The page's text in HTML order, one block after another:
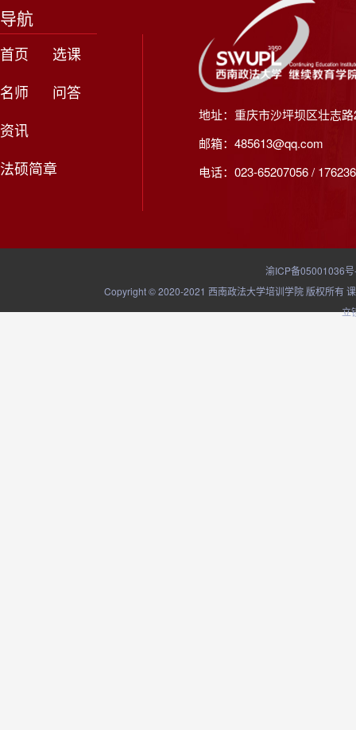
导航
首页
选课
名师
问答
资讯
法硕简章
地址：重庆市沙坪坝区壮志
邮箱：485613@qq.com
电话：023-65207056 /
渝ICP备05001036
Copyright © 2020-2021 西南政法大学培训学院 版权所有
立